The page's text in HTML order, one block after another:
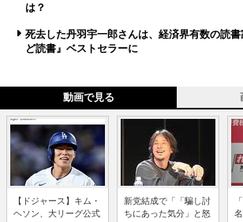
は？
死去した丹羽宇一郎さんは、経済界有数の読
ど読書』ベストセラーに
動画で見る
【ドジャース】キム・
ヘソン、大リーグ公式
新党結成で「「騙し討
ちにあった気分」と怒